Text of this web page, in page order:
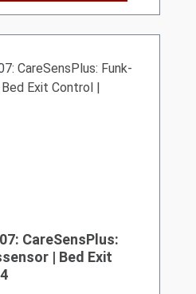
CareSensPlus:
| Bed Exit